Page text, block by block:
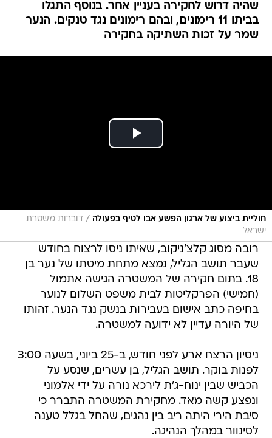
שהיה דרוש לחקירה בעניין אחר. בנוסף התגלו
בביתו 11 רימונים, ובהם רימונים נגד טנקים. הנער
שמר על זכות השתיקה בחקירה
חוליית ביצוע של ארגון הפשע אבו לטיף בפעולה / דוברות משטרת
ישראל
רובה מסוג קלצ'ניקוב, שאיתו ניסו לרצוח בחודש
שעבר תושב הגליל, נמצא מתחת מיטתו של נער בן
18. בתום חקירה של המשטרה הגישה אתמול
(חמישי) הפרקליטות לבית משפט השלום לנוער
בחיפה כתב אישום בעבירות בנשק נגד הנער. זהותו
של היורה עדיין לא ידועה למשטרה.
ניסיון הרצח ארע לפני חודש, ב-25 ביוני, בשעה 3:00
לפנות בוקר. תושב הגליל, בן עשרים, שנסע על
הכביש שבין ינוח-ג'ת לירכא נורה על ידי אלמוני
ונפצע קשה מאד. מחקירת המשטרה התברר כי
סיבת הירי היתה ריב בין נהגים, שהחל בגלל טענה
לסינוור במהלך הנהיגה.